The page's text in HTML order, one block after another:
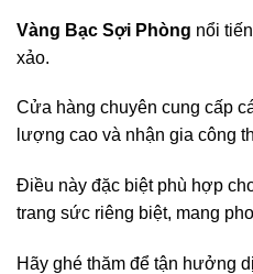
Vàng Bạc Sợi Phòng nổi
xảo.
Cửa hàng chuyên cung cấp
lượng cao và nhận gia công
Điều này đặc biệt phù hợp
trang sức riêng biệt, mang
Hãy ghé thăm để tận hưởng